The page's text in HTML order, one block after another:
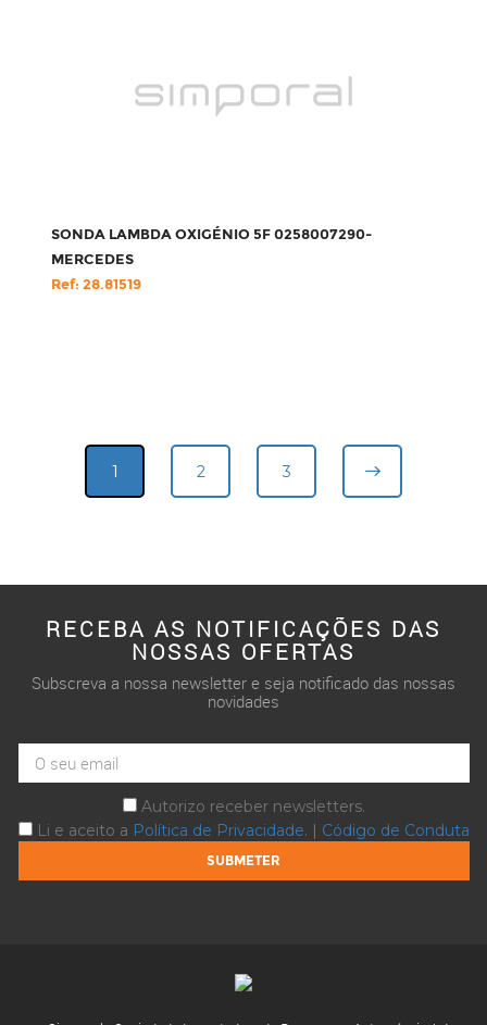
SONDA LAMBDA OXIGÉNIO 5F 0258007290-
MERCEDES
Ref: 28.81519
1 2 3
RECEBA AS NOTIFICAÇÕES DAS
NOSSAS OFERTAS
Subscreva a nossa newsletter e seja notificado das nossas
novidades
Autorizo receber newsletters.
Li e aceito a Política de Privacidade. | Código de Conduta